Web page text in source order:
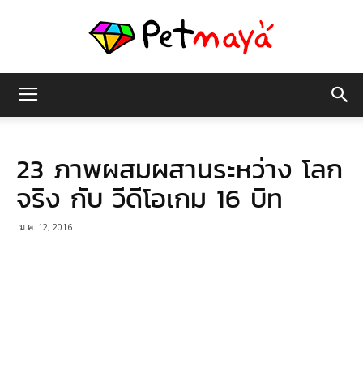
มายา
23 ภาพผสมผสานระหว่าง โลก
จริง กับ วีดีโอเกม 16 บิท
ม.ค. 12, 2016